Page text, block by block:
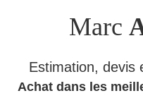
Marc
Estimation, devis
Achat dans les